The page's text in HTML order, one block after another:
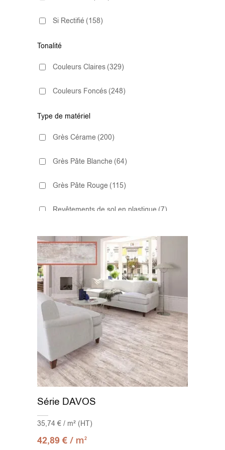
10x30.5(1)
10x40
13.2x13.2 (1)
13x13(6)
14.5x120(4)
14x16 Hexagonal (2)
15x15(4)
15x17 Hex(3)
15x90 (7)
17.5x17.5 (1)
19.5x121.5 (6)
20.5x61.5(2)
Décoratif(2)
Effet Béton
Hexagonal (6)
Imitation Parquet (50)
Imitation Pierre
Lisse (4)
Marbre(43)
Métro(54)
Tomette(3)
Si Rectifié (158)
Tonalité
Couleurs Claires (329)
Couleurs Foncés (248)
Type de matériel
Grès Cérame (200)
Grès Pâte Blanche (64)
Grès Pâte Rouge (115)
Revêtements de sol en plastique (7)
Série DAVOS
35,74 € / m² (HT)
42,89€ / m2